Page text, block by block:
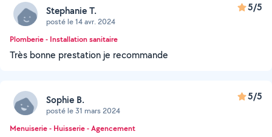
Stephanie T.
posté le 14 avr. 2024
5/5
Plomberie - Installation sanitaire
Très bonne prestation je recommande
Sophie B.
posté le 31 mars 2024
5/5
Menuiserie - Huisserie - Agencement